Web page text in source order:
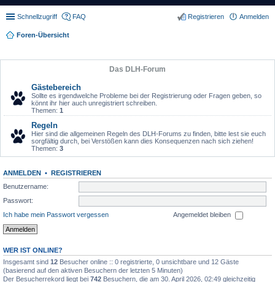
Schnellzugriff FAQ Anmelden
Registrieren
Foren-Übersicht
Das DLH-Forum
Gästebereich
Sollte es irgendwelche Probleme bei der Registrierung oder Fragen geben, so
könnt ihr hier auch unregistriert schreiben.
Themen: 1
Regeln
Hier sind die allgemeinen Regeln des DLH-Forums zu finden, bitte lest sie euch
sorgfältig durch, bei Verstößen kann dies Konsequenzen nach sich ziehen!
Themen: 3
ANMELDEN • REGISTRIEREN
Benutzername:
Passwort:
Ich habe mein Passwort vergessen
Angemeldet bleiben
WER IST ONLINE?
Insgesamt sind 12 Besucher online :: 0 registrierte, 0 unsichtbare und 12 Gäste
(basierend auf den aktiven Besuchern der letzten 5 Minuten)
Der Besucherrekord liegt bei 742 Besuchern, die am 30. April 2026, 02:49 gleichzeitig